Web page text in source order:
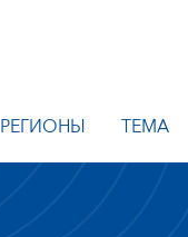
РЕГИОНЫ ТЕМА